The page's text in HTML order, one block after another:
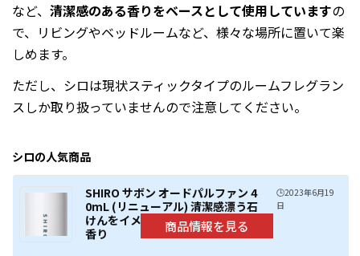
など、 清潔感のある香りをベースとして使用していますの
で、リビングやベッドルームなど、様々な場所に置いて楽
しめます。
ただし、シロは現状スティックタイプのルームフレグラン
スしか取り扱っていませんので注意してください。
シロの人気商品
SHIRO サボン オードパルファン 4
0mL (リニューアル) 清潔感漂う石
けんをイメージした「サボン」の
香り
🕒️2023年6月19
日